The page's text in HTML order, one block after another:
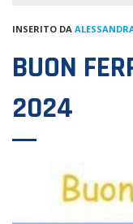
INSERITO DA
BUON
2024